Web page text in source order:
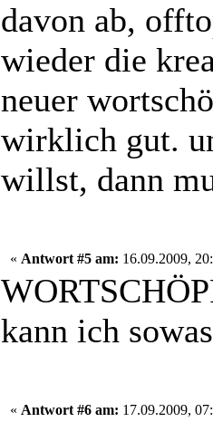
davon ab,
wieder die
neuer
wirklich gut.
willst, dann
« Antwort #5 am: 16.09.2009,
kann ich
« Antwort #6 am: 17.09.2009,